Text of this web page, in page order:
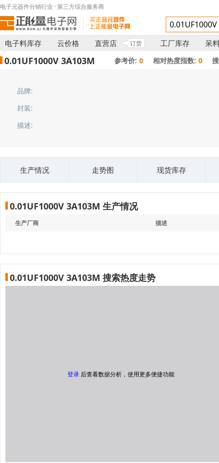
电子元器件分销行业 · 第三方综合服务商
电子料库存 云价格 直营店 订货 工厂库存 呆
0.01UF1000V 3A103M 参考价: 0 相对热度指数: 0
品牌:
封装:
描述:
生产情况 走势图 现货库存
0.01UF1000V 3A103M 生产情况
生产厂商 描述
0.01UF1000V 3A103M 搜索热度走势
登录 后查看数据分析，使用更多便捷功能